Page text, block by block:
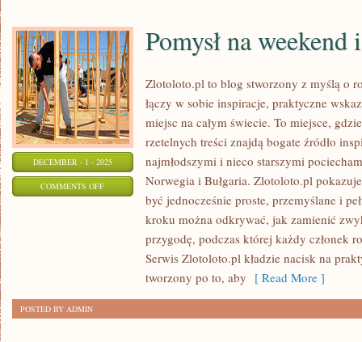
DECEMBER - 1 - 2025
COMMENTS OFFON
Pomysł na weekend
Zlotoloto.pl to blog stworzony z myślą o
łączy w sobie inspiracje, praktyczne
miejsc na całym świecie. To miejsce,
rzetelnych treści znajdą bogate źródło
najmłodszymi i nieco starszymi
Norwegia i Bułgaria. Zlotoloto.pl
być jednocześnie proste, przemyślane i
kroku można odkrywać, jak zamienić
przygodę, podczas której każdy członek
Serwis Zlotoloto.pl kładzie nacisk na
tworzony po to, aby [ Read More ]
POSTED BY ADMIN